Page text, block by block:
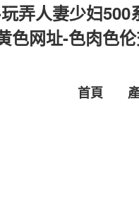
弄人妻少妇
网址-色肉色
首頁